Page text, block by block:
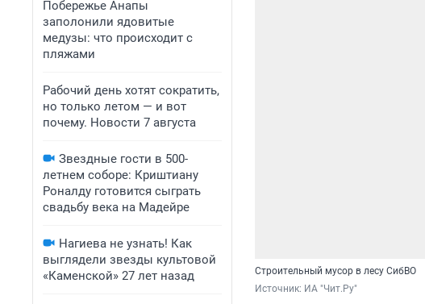
Побережье Анапы
заполонили ядовитые
медузы: что происходит с
пляжами
Рабочий день хотят сократить,
но только летом — и вот
почему. Новости 7 августа
Звездные гости в 500-
летнем соборе: Криштиану
Роналду готовится сыграть
свадьбу века на Мадейре
Нагиева не узнать! Как
выглядели звезды культовой
«Каменской» 27 лет назад
Строительный мусор в лесу СибВО
Источник: ИА "Чит.Ру"